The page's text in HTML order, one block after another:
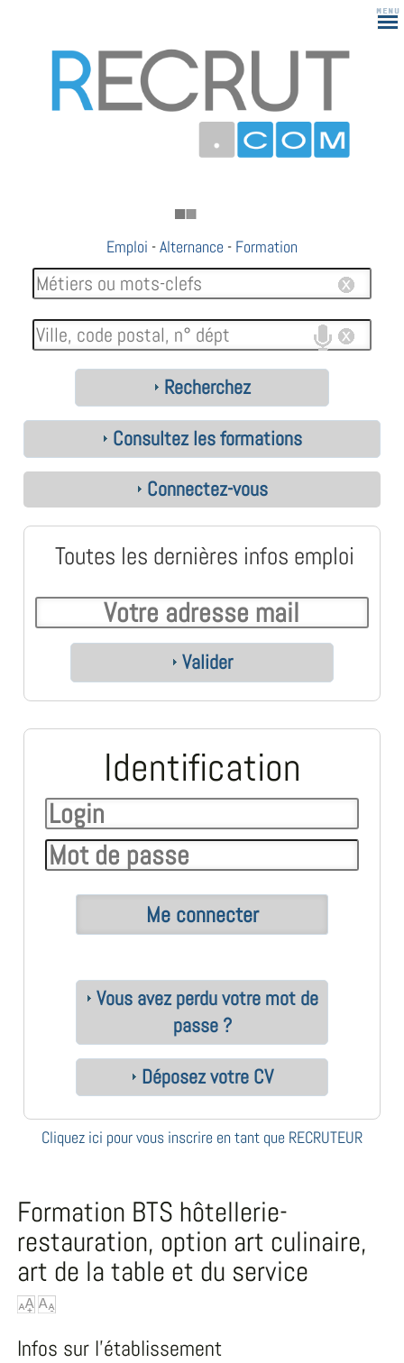
Emploi -Alternance - Formation
Recherchez
Consultez les formations
Connectez-vous
Toutes les dernières infos emploi
Valider
Identification
Vous avez perdu votre mot de
passe ?
Déposez votre CV
Cliquez ici pour vous inscrire en tant que RECRUTEUR
Formation BTS hôtellerie-
restauration, option art culinaire,
art de la table et du service
Infos sur l'établissement